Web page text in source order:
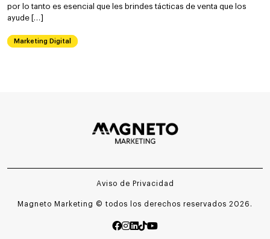
por lo tanto es esencial que les brindes tácticas de venta que los
ayude […]
Marketing Digital
Aviso de Privacidad
Magneto Marketing © todos los derechos reservados 2026.